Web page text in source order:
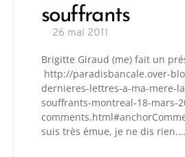
souffrants
26 mai 2011
Brigitte Giraud (me) fait un
http://paradisbancale.over-
dernieres-lettres-a-ma-mere-
souffrants-montreal-18-mars-
suis très émue, je ne dis rien.…